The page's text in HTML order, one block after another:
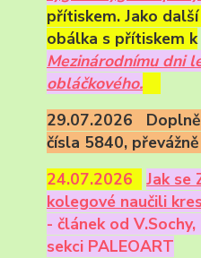
přítiskem. Jako
obálka s přítiskem k
Mezinárodnímu dni
obláčkového.
29.07.2026
čísla 5840,
24.07.2026
Jak se
kolegové naučili
- článek od V.Sochy,
sekci PALEOART